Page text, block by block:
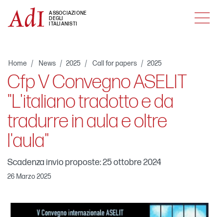
ASSOCIAZIONE
DEGLI
ITALIANISTI
MENU
Home News 2025 Call for papers 2025
Cfp V Convegno ASELIT
"L'italiano tradotto e da
tradurre in aula e oltre
l'aula"
Scadenza invio proposte: 25 ottobre 2024
26 Marzo 2025